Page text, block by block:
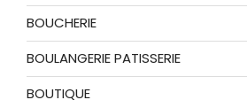
BOUCHERIE
BOULANGERIE PATISSERIE
BOUTIQUE